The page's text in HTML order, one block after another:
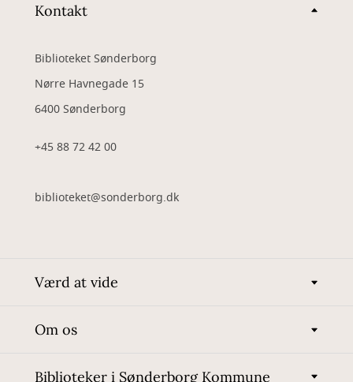
Kontakt
Biblioteket Sønderborg
Nørre Havnegade 15
6400 Sønderborg
+45 88 72 42 00
biblioteket@sonderborg.dk
Værd at vide
Om os
Biblioteker i Sønderborg Kommune